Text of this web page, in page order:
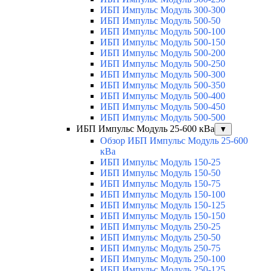
ИБП Импульс Модуль 300-300
ИБП Импульс Модуль 500-50
ИБП Импульс Модуль 500-100
ИБП Импульс Модуль 500-150
ИБП Импульс Модуль 500-200
ИБП Импульс Модуль 500-250
ИБП Импульс Модуль 500-300
ИБП Импульс Модуль 500-350
ИБП Импульс Модуль 500-400
ИБП Импульс Модуль 500-450
ИБП Импульс Модуль 500-500
ИБП Импульс Модуль 25-600 кВа
▼
Обзор ИБП Импульс Модуль 25-600
кВа
ИБП Импульс Модуль 150-25
ИБП Импульс Модуль 150-50
ИБП Импульс Модуль 150-75
ИБП Импульс Модуль 150-100
ИБП Импульс Модуль 150-125
ИБП Импульс Модуль 150-150
ИБП Импульс Модуль 250-25
ИБП Импульс Модуль 250-50
ИБП Импульс Модуль 250-75
ИБП Импульс Модуль 250-100